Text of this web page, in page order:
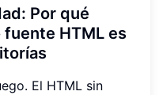
Por qué
HTML es
El HTML sin